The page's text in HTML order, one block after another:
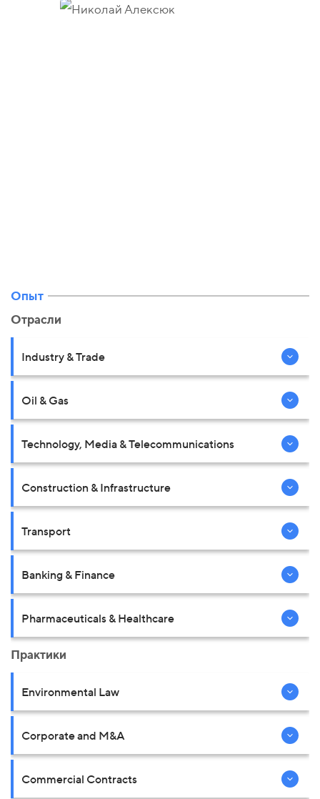
Опыт
Отрасли
Industry & Trade
Oil & Gas
Technology, Media & Telecommunications
Construction & Infrastructure
Transport
Banking & Finance
Pharmaceuticals & Healthcare
Практики
Environmental Law
Corporate and M&A
Commercial Contracts